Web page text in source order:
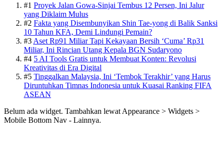
#1 Proyek Jalan Gowa-Sinjai Tembus 12 Persen, Ini Jalur
yang Diklaim Mulus
#2 Fakta yang Disembunyikan Shin Tae-yong di Balik Sanksi
10 Tahun KFA, Demi Lindungi Pemain?
#3 Aset Rp91 Miliar Tapi Kekayaan Bersih ‘Cuma’ Rp31
Miliar, Ini Rincian Utang Kepala BGN Sudaryono
#4 5 AI Tools Gratis untuk Membuat Konten: Revolusi
Kreativitas di Era Digital
#5 Tinggalkan Malaysia, Ini ‘Tembok Terakhir’ yang Harus
Diruntuhkan Timnas Indonesia untuk Kuasai Ranking FIFA
ASEAN
Belum ada widget. Tambahkan lewat Appearance > Widgets >
Mobile Bottom Nav - Lainnya.